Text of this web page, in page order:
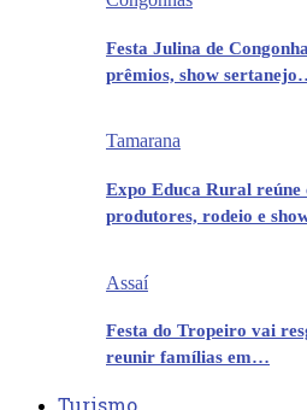
Festa Julina de
prêmios, show
Tamarana
Expo Educa Rural reúne
produtores, rodeio e
Assaí
Festa do Tropeiro vai
reunir famílias em…
Turismo